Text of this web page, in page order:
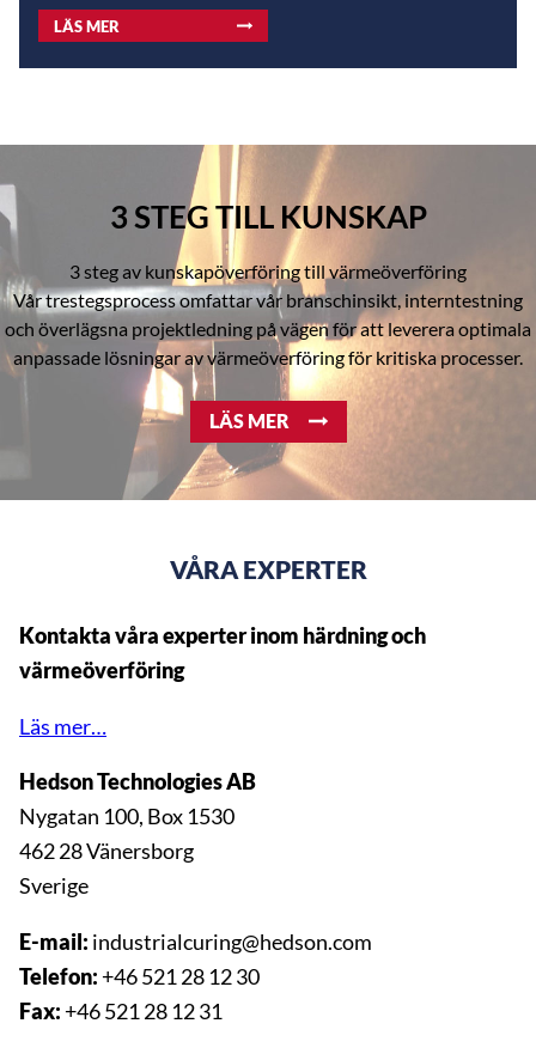
LÄS MER
3 STEG TILL KUNSKAP
3 steg av kunskapöverföring till värmeöverföring
Vår trestegsprocess omfattar vår branschinsikt, interntestning
och överlägsna projektledning på vägen för att leverera optimala
anpassade lösningar av värmeöverföring för kritiska processer.
LÄS MER
VÅRA EXPERTER
Kontakta våra experter inom härdning och
värmeöverföring
Läs mer…
Hedson Technologies AB
Nygatan 100, Box 1530
462 28 Vänersborg
Sverige
E-mail: industrialcuring@hedson.com
Telefon:+46 521 28 12 30
Fax:+46 521 28 12 31